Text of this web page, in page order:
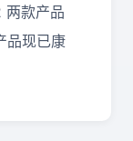
款产品
品现已康